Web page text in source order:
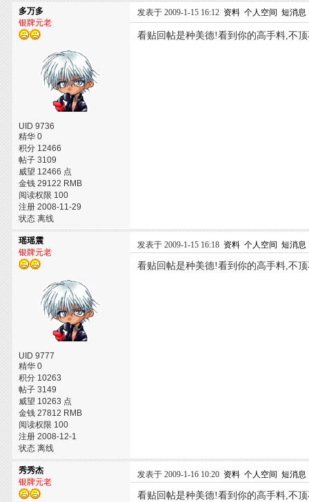
多万多
银牌元老
UID 9736
精华 0
积分 12466
帖子 3109
威望 12466 点
金钱 29122 RMB
阅读权限 100
注册 2008-11-29
状态 离线
发表于 2009-1-15 16:12 资料 个人空间 短消息
看贴回帖是种美德!看到你的高手料,不
瑶瑶震
银牌元老
UID 9777
精华 0
积分 10263
帖子 3149
威望 10263 点
金钱 27812 RMB
阅读权限 100
注册 2008-12-1
状态 离线
发表于 2009-1-15 16:18 资料 个人空间 短消息
看贴回帖是种美德!看到你的高手料,不
秀秀杰
银牌元老
发表于 2009-1-16 10:20 资料 个人空间 短消息
看贴回帖是种美德!看到你的高手料,不